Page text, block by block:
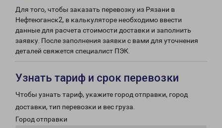
Для того, чтобы заказать перевозку из Рязани в
Нефтеюганск2, в калькуляторе необходимо ввести
данные для расчета стоимости доставки и заполнить
заявку. После заполнения заявки с вами для уточнения
деталей свяжется специалист ПЭК.
Узнать тариф и срок перевозки
Чтобы узнать тариф, укажите город отправки, город
доставки, тип перевозки и вес груза.
Город отправки